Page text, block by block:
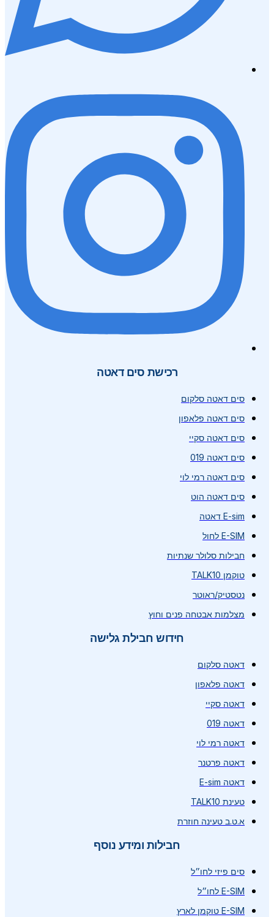
רכישת סים דאטה
סים דאטה סלקום
סים דאטה פלאפון
סים דאטה סקיי
סים דאטה 019
סים דאטה רמי לוי
סים דאטה הוט
E-sim דאטה
E-SIM לחול
חבילות סלולר שנתיות
טוקמן TALK10
נטסטיק/ראוטר
מצלמות אבטחה פנים וחוץ
חידוש חבילת גלישה
דאטה סלקום
דאטה פלאפון
דאטה סקיי
דאטה 019
דאטה רמי לוי
דאטה פרטנר
דאטה E-sim
טעינת TALK10
א.ט.ב טעינה חוזרת
חבילות ומידע נוסף
סים פיזי לחו״ל
E-SIM לחו״ל
E-SIM טוקמן לארץ